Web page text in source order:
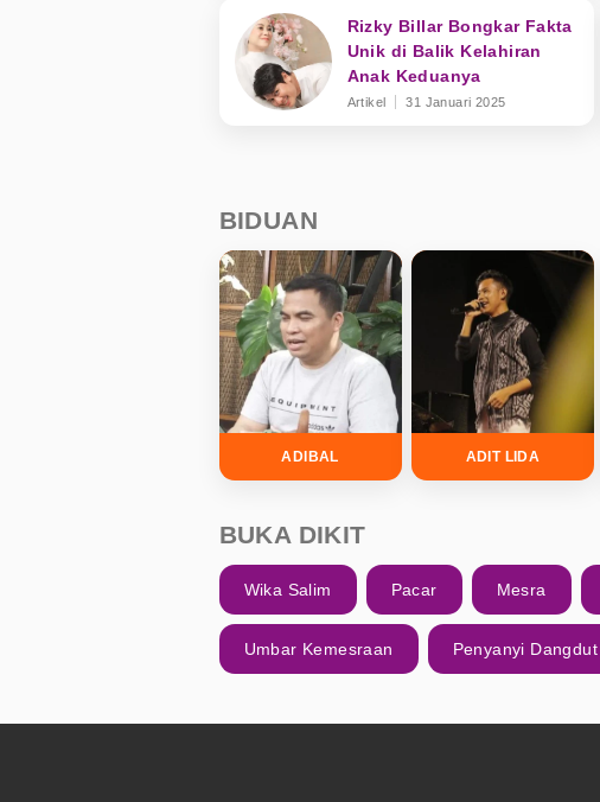
Rizky Billar Bongkar Fakta
Unik di Balik Kelahiran
Anak Keduanya
Artikel 31 Januari 2025
BIDUAN
ADIBAL ADIT LIDA
BUKA DIKIT
Wika Salim Pacar Mesra
Umbar Kemesraan Penyanyi Dangdut